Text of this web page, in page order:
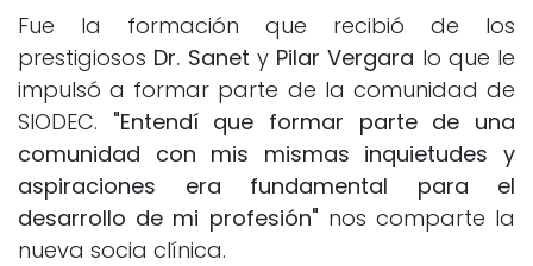
Fue la formación que recibió de los
prestigiosos Dr. Sanet y Pilar Vergara lo que le
impulsó a formar parte de la comunidad de
SIODEC. "Entendí que formar parte de una
comunidad con mis mismas inquietudes y
aspiraciones era fundamental para el
desarrollo de mi profesión" nos comparte la
nueva socia clínica.